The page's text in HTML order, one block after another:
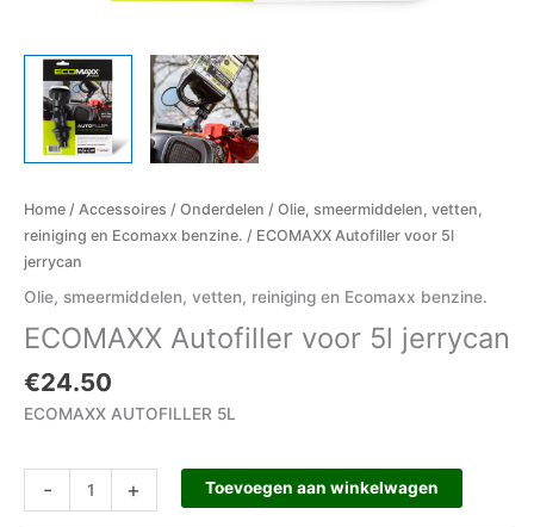
Home / Accessoires / Onderdelen / Olie, smeermiddelen, vetten,
reiniging en Ecomaxx benzine. / ECOMAXX Autofiller voor 5l
jerrycan
Olie, smeermiddelen, vetten, reiniging en Ecomaxx benzine.
ECOMAXX Autofiller voor 5l jerrycan
€24.50
ECOMAXX AUTOFILLER 5L
- + Toevoegen aan winkelwagen